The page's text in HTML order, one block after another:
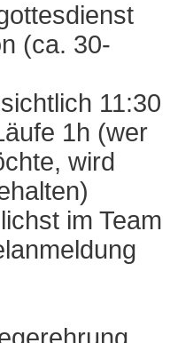
(ca. 30-
11:30
1h (wer
wird
im Team